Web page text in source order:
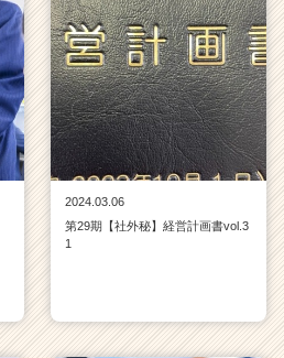
2024.03.06
第29期【社外秘】経営計画書vol.3
1